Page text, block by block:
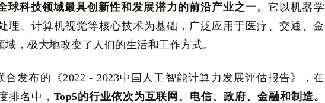
球科技领域最具创新性和发展潜力的前沿产业之一。它以机器学
理、计算机视觉等核心技术为基础，广泛应用于医疗、交通、金
，极大地改变了人们的生活和工作方式。
发布的《2022 - 2023中国人工智能计算力发展评估报告》，在
排名中， Top5的行业依次为互联网、电信、政府、金融和制造。